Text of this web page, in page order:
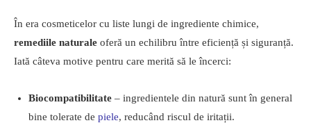
În era cosmeticelor cu liste lungi de ingrediente chimice,
remediile naturale oferă un echilibru între eficiență și siguranță.
Iată câteva motive pentru care merită să le încerci:
Biocompatibilitate – ingredientele din natură sunt în general
bine tolerate de piele, reducând riscul de iritații.